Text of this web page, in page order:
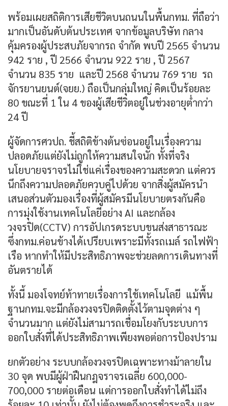
พร้อมเผยสถิติการเสียชีวิตบนถนนในพื้นกทม. ที่ถือว่า
มากเป็นอันดับต้นประเทศ จากข้อมูลบริษัท กลาง
คุ้มครองผู้ประสบภัยจากรถ จำกัด พบปี 2565 จำนวน
942 ราย , ปี 2566 จำนวน 922 ราย , ปี 2567
จำนวน 835 ราย และปี 2568 จำนวน 769 ราย รถ
จักรยานยนต์(จยย.) ถือเป็นกลุ่มใหญ่ คิดเป็นร้อยละ
80 ขณะที่ 1 ใน 4 ของผู้เสียชีวิตอยู่ในช่วงอายุต่ำกว่า
24 ปี
ผู้จัดการศวปถ. ชี้สถิติข้างต้นซ่อนอยู่ในเรื่องความ
ปลอดภัยแต่ยังไม่ถูกให้ความสนใจนัก ทั้งที่จริง
นโยบายจราจรไม่ใช่แค่เรื่องของความสะดวก แต่ควร
นึกถึงความปลอดภัยควบคู่ไปด้วย จากสิ่งผู้สมัครนำ
เสนอส่วนตัวมองเรื่องที่ผู้สมัครมีนโยบายตรงกันคือ
การมุ่งใช้งานเทคโนโลยีอย่าง AI และกล้อง
วงจรปิด(CCTV) การอัปเกรดระบบขนส่งสาธารณะ
ซึ่งกทม.ค่อนข้างได้เปรียบเพราะมีทั้งรถเมล์ รถไฟฟ้า
เรือ หากทำให้มีประสิทธิภาพจะช่วยลดการเดินทางที่
อันตรายได้
ทั้งนี้ มองโจทย์ท้าทายเรื่องการใช้เทคโนโลยี แม้พื้น
ฐานกทม.จะมีกล้องวงจรปิดติดตั้งไว้ตามจุดต่าง ๆ
จำนวนมาก แต่ยังไม่สามารถเชื่อมโยงกับระบบการ
ออกใบสั่งที่ได้ประสิทธิภาพเพียงพอต่อการป้องปราม
ยกตัวอย่าง ระบบกล้องวงจรปิดเฉพาะทางม้าลายใน
30 จุด พบมีผู้ฝ่าฝืนกฎจราจรเฉลี่ย 600,000-
700,000 รายต่อเดือน แต่การออกใบสั่งทำได้ไม่ถึง